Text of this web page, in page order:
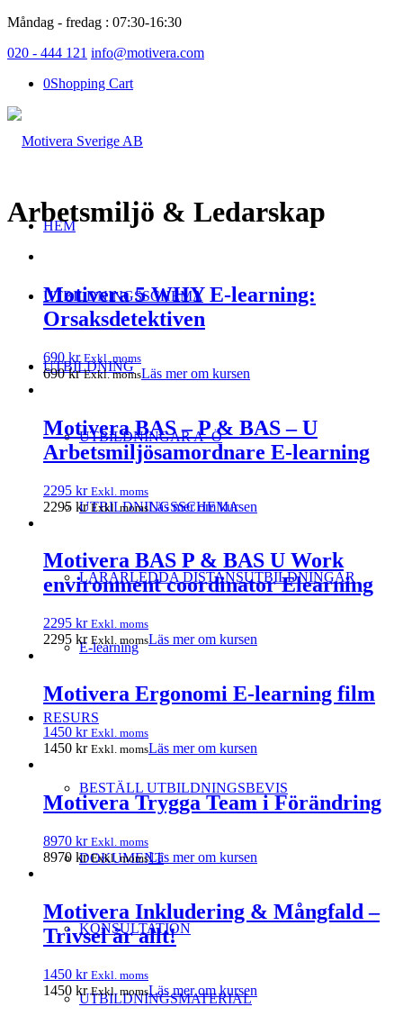
Måndag - fredag : 07:30-16:30
020 - 444 121 info@motivera.com
0Shopping Cart
HEM
UTBILDNINGSSCHEMA
UTBILDNING
UTBILDNINGAR A–Ö
UTBILDNINGSSCHEMA
LÄRARLEDDA DISTANSUTBILDNINGAR
E-learning
RESURS
BESTÄLL UTBILDNINGSBEVIS
DOKUMENT
KONSULTATION
UTBILDNINGSMATERIAL
Arbetsmiljö & Ledarskap
Motivera 5 WHY E-learning:
Orsaksdetektiven
690 kr Exkl. moms
690kr Exkl. momsLäs mer om kursen
Motivera BAS – P & BAS – U
Arbetsmiljösamordnare E-learning
2295 kr Exkl. moms
2295 kr Exkl. momsLäs mer om kursen
Motivera BAS P & BAS U Work
environment coordinator Elearning
2295 kr Exkl. moms
2295 kr Exkl. momsLäs mer om kursen
Motivera Ergonomi E-learning film
1450 kr Exkl. moms
1450 kr Exkl. momsLäs mer om kursen
Motivera Trygga Team i Förändring
8970 kr Exkl. moms
8970 kr Exkl. momsLäs mer om kursen
Motivera Inkludering & Mångfald –
Trivsel är allt!
1450 kr Exkl. moms
1450 kr Exkl. momsLäs mer om kursen